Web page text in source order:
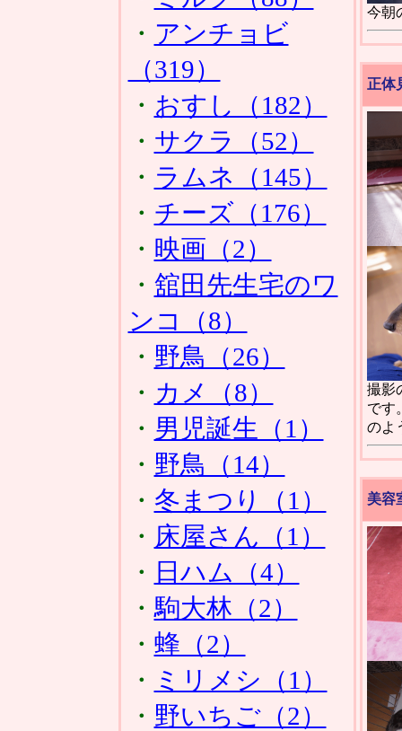
・ アンチョビ
（319）
・ おすし（182）
・ サクラ（52）
・ ラムネ（145）
・ チーズ（176）
・ 映画（2）
・ 舘田先生宅のワ
ンコ（8）
・ 野鳥（26）
・ カメ（8）
・ 男児誕生（1）
・ 野鳥（14）
・ 冬まつり（1）
・ 床屋さん（1）
・ 日ハム（4）
・駒大林（2）
・ 蜂（2）
・ ミリメシ（1）
・ 野いちご（2）
今朝
正体
撮影
です
のよ
美容